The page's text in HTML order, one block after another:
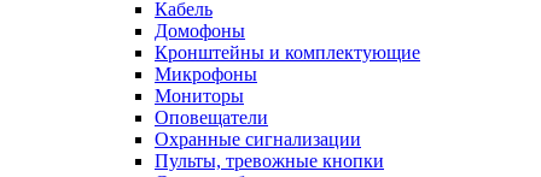
Кабель
Домофоны
Кронштейны и комплектующие
Микрофоны
Мониторы
Оповещатели
Охранные сигнализации
Пульты, тревожные кнопки